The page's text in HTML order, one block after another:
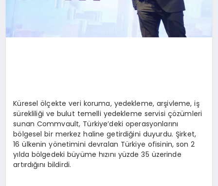
Küresel ölçekte veri koruma, yedekleme, arşivleme, iş
sürekliliği ve bulut temelli yedekleme servisi çözümleri
sunan Commvault, Türkiye’deki operasyonlarını
bölgesel bir merkez haline getirdiğini duyurdu. Şirket,
16 ülkenin yönetimini devralan Türkiye ofisinin, son 2
yılda bölgedeki büyüme hızını yüzde 35 üzerinde
artırdığını bildirdi.